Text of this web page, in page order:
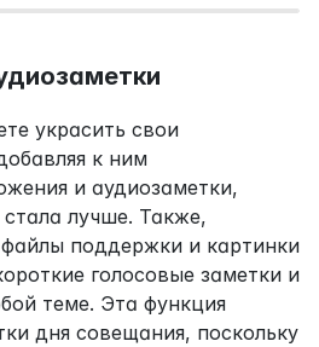
украсить свои
к ним
и аудиозаметки,
лучше. Также,
поддержки и картинки
голосовые заметки и
теме. Эта функция
дня совещания, поскольку